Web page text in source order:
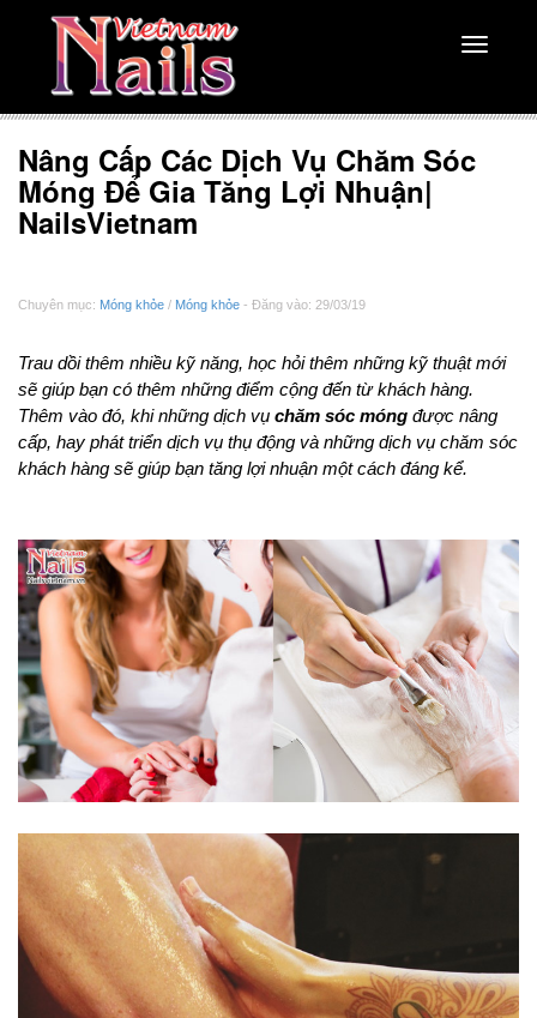
Toggle
Nâng Cấp Các Dịch Vụ Chăm Sóc
Móng Để Gia Tăng Lợi Nhuận|
NailsVietnam
Chuyên mục: Móng khỏe / Móng khỏe - Đăng vào: 29/03/19
Trau dồi thêm nhiều kỹ năng, học hỏi thêm những kỹ thuật mới
sẽ giúp bạn có thêm những điểm cộng đến từ khách hàng.
Thêm vào đó, khi những dịch vụ chăm sóc móng được nâng
cấp, hay phát triển dịch vụ thụ động và những dịch vụ chăm sóc
khách hàng sẽ giúp bạn tăng lợi nhuận một cách đáng kể.